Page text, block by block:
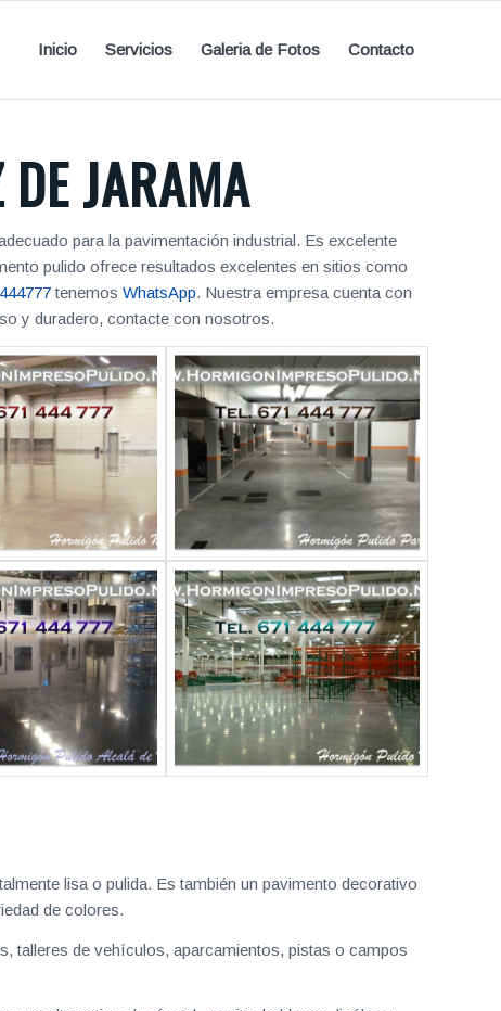
Inicio Servicios Galeria de Fotos Contacto
JARAMA
para la pavimentación industrial. Es excelente
pulido ofrece resultados excelentes en sitios como
tenemos WhatsApp. Nuestra empresa cuenta con
y duradero, contacte con nosotros.
lisa o pulida. Es también un pavimento decorativo
de colores.
talleres de vehículos, aparcamientos, pistas o campos